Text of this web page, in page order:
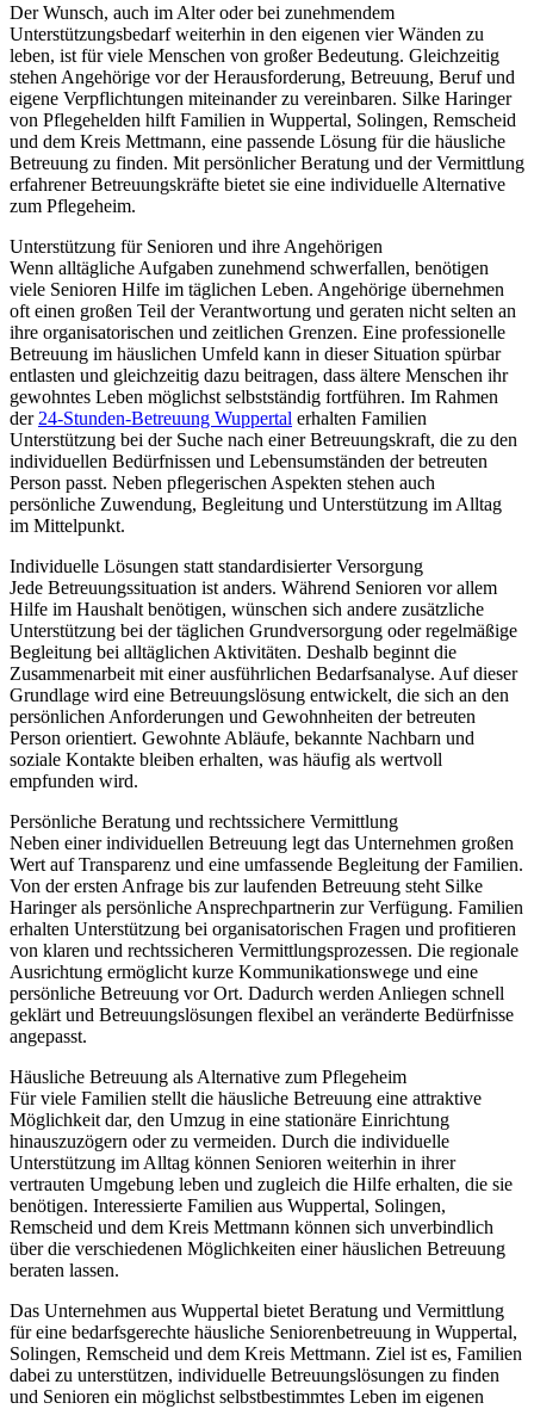
Der Wunsch, auch im Alter oder bei zunehmendem
Unterstützungsbedarf weiterhin in den eigenen vier Wänden zu
leben, ist für viele Menschen von großer Bedeutung. Gleichzeitig
stehen Angehörige vor der Herausforderung, Betreuung, Beruf und
eigene Verpflichtungen miteinander zu vereinbaren. Silke Haringer
von Pflegehelden hilft Familien in Wuppertal, Solingen, Remscheid
und dem Kreis Mettmann, eine passende Lösung für die häusliche
Betreuung zu finden. Mit persönlicher Beratung und der Vermittlung
erfahrener Betreuungskräfte bietet sie eine individuelle Alternative
zum Pflegeheim.
Unterstützung für Senioren und ihre Angehörigen
Wenn alltägliche Aufgaben zunehmend schwerfallen, benötigen
viele Senioren Hilfe im täglichen Leben. Angehörige übernehmen
oft einen großen Teil der Verantwortung und geraten nicht selten an
ihre organisatorischen und zeitlichen Grenzen. Eine professionelle
Betreuung im häuslichen Umfeld kann in dieser Situation spürbar
entlasten und gleichzeitig dazu beitragen, dass ältere Menschen ihr
gewohntes Leben möglichst selbstständig fortführen. Im Rahmen
der 24-Stunden-Betreuung Wuppertal erhalten Familien
Unterstützung bei der Suche nach einer Betreuungskraft, die zu den
individuellen Bedürfnissen und Lebensumständen der betreuten
Person passt. Neben pflegerischen Aspekten stehen auch
persönliche Zuwendung, Begleitung und Unterstützung im Alltag
im Mittelpunkt.
Individuelle Lösungen statt standardisierter Versorgung
Jede Betreuungssituation ist anders. Während Senioren vor allem
Hilfe im Haushalt benötigen, wünschen sich andere zusätzliche
Unterstützung bei der täglichen Grundversorgung oder regelmäßige
Begleitung bei alltäglichen Aktivitäten. Deshalb beginnt die
Zusammenarbeit mit einer ausführlichen Bedarfsanalyse. Auf dieser
Grundlage wird eine Betreuungslösung entwickelt, die sich an den
persönlichen Anforderungen und Gewohnheiten der betreuten
Person orientiert. Gewohnte Abläufe, bekannte Nachbarn und
soziale Kontakte bleiben erhalten, was häufig als wertvoll
empfunden wird.
Persönliche Beratung und rechtssichere Vermittlung
Neben einer individuellen Betreuung legt das Unternehmen großen
Wert auf Transparenz und eine umfassende Begleitung der Familien.
Von der ersten Anfrage bis zur laufenden Betreuung steht Silke
Haringer als persönliche Ansprechpartnerin zur Verfügung. Familien
erhalten Unterstützung bei organisatorischen Fragen und profitieren
von klaren und rechtssicheren Vermittlungsprozessen. Die regionale
Ausrichtung ermöglicht kurze Kommunikationswege und eine
persönliche Betreuung vor Ort. Dadurch werden Anliegen schnell
geklärt und Betreuungslösungen flexibel an veränderte Bedürfnisse
angepasst.
Häusliche Betreuung als Alternative zum Pflegeheim
Für viele Familien stellt die häusliche Betreuung eine attraktive
Möglichkeit dar, den Umzug in eine stationäre Einrichtung
hinauszuzögern oder zu vermeiden. Durch die individuelle
Unterstützung im Alltag können Senioren weiterhin in ihrer
vertrauten Umgebung leben und zugleich die Hilfe erhalten, die sie
benötigen. Interessierte Familien aus Wuppertal, Solingen,
Remscheid und dem Kreis Mettmann können sich unverbindlich
über die verschiedenen Möglichkeiten einer häuslichen Betreuung
beraten lassen.
Das Unternehmen aus Wuppertal bietet Beratung und Vermittlung
für eine bedarfsgerechte häusliche Seniorenbetreuung in Wuppertal,
Solingen, Remscheid und dem Kreis Mettmann. Ziel ist es, Familien
dabei zu unterstützen, individuelle Betreuungslösungen zu finden
und Senioren ein möglichst selbstbestimmtes Leben im eigenen